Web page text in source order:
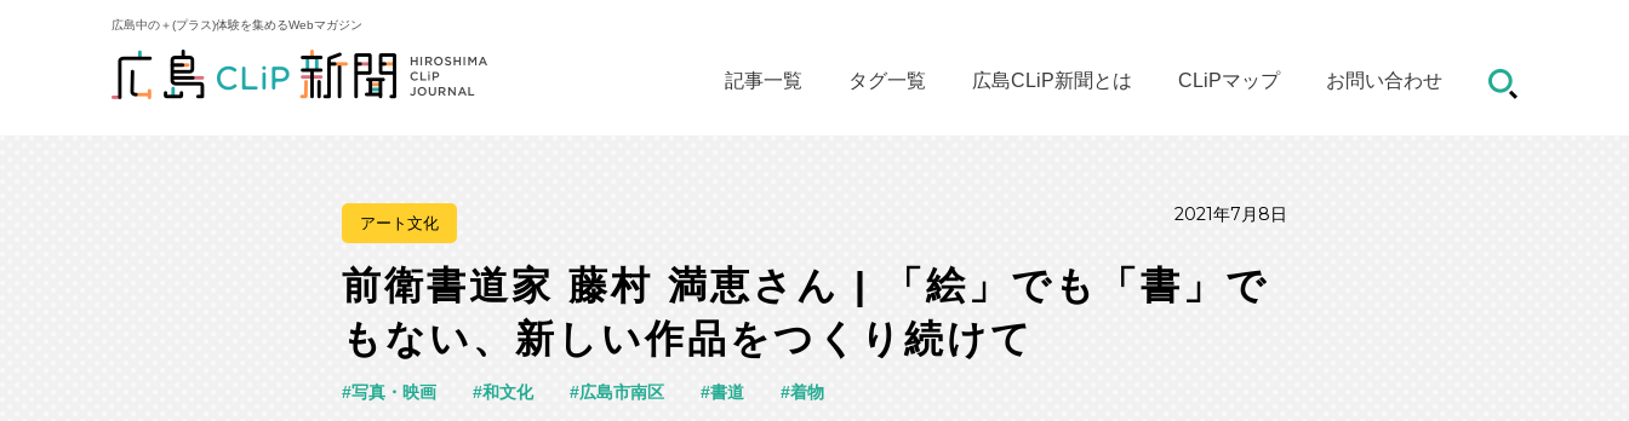
広島中の＋(プラス)体験を集めるWebマガジン
記事一覧 タグ一覧 広島CLiP新聞とは CLiPマップ お問い合わせ
アート文化 2021年7月8日
前衛書道家 藤村 満恵さん | 「絵」でも「書」で
もない、新しい作品をつくり続けて
写真・映画 和文化 広島市南区 書道 着物